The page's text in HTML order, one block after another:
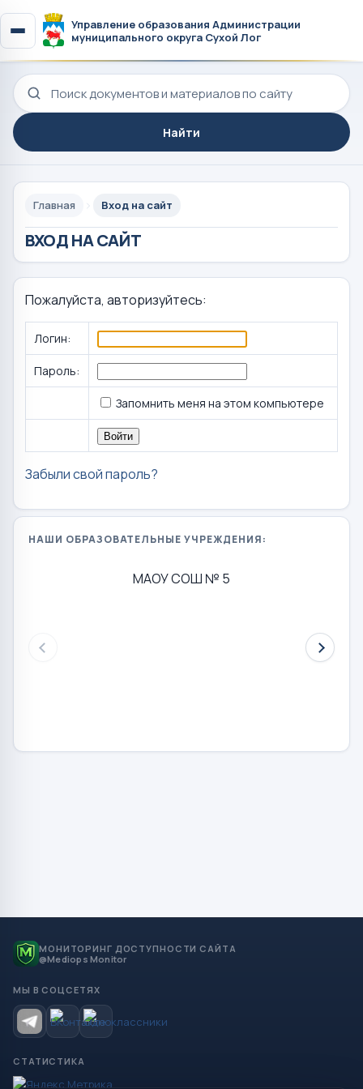
Управление образования Администрации
муниципального округа Сухой Лог
Поиск по сайту
Найти
Главная Вход на сайт
ВХОД НА САЙТ
Пожалуйста, авторизуйтесь:
Логин:
Пароль:
Запомнить меня на этом компьютере
Забыли свой пароль?
НАШИ ОБРАЗОВАТЕЛЬНЫЕ УЧРЕЖДЕНИЯ:
МАОУ СОШ № 5
МОНИТОРИНГ ДОСТУПНОСТИ САЙТА
@Mediops Monitor
МЫ В СОЦСЕТЯХ
СТАТИСТИКА